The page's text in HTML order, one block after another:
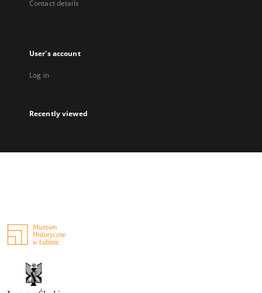
Contact details
User's account
Log in
Recently viewed